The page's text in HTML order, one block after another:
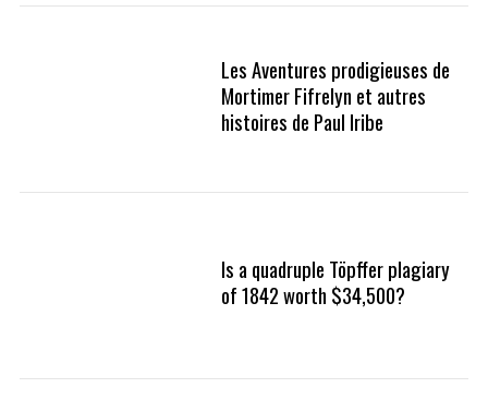
Les Aventures prodigieuses de
Mortimer Fifrelyn et autres
histoires de Paul Iribe
Is a quadruple Töpffer plagiary
of 1842 worth $34,500?